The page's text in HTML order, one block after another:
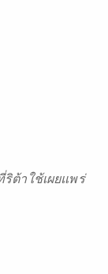
ต้าใช้เผยแพร่